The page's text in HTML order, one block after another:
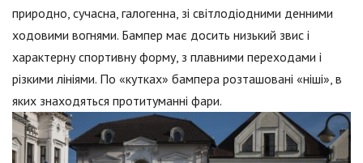
природно, сучасна, галогенна, зі світлодіодними денними
ходовими вогнями. Бампер має досить низький звис і
характерну спортивну форму, з плавними переходами і
різкими лініями. По «кутках» бампера розташовані «ніші», в
яких знаходяться протитуманні фари.